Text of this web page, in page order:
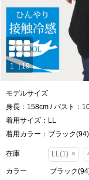
モデルサイズ
身長：158cm / バスト：
着用サイズ：LL
着用カラー：ブラック(94)
在庫 LL(1) ×
カラー ブラック